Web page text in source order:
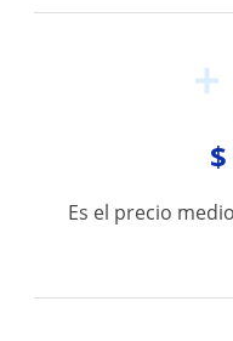
Es el precio